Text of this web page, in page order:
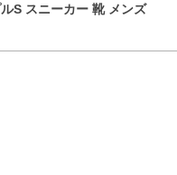
S スニーカー 靴 メンズ